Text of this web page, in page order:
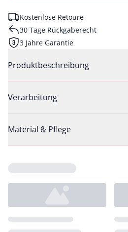
Kostenlose Retoure
30 Tage Rückgaberecht
3 Jahre Garantie
Produktbeschreibung
Verarbeitung
Material & Pflege